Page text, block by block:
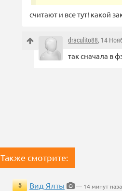
считают и все тут! какой
draculito88, 14
так сначала в
Также смотрите:
5 Вид Ялты
— 14 минут